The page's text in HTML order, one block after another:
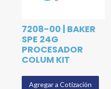
7208-00 | BAKER
SPE 24G
PROCESADOR
COLUM KIT
Agregar a Cotización